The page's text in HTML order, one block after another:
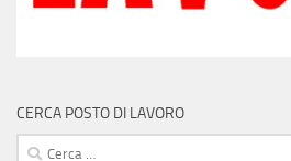
CERCA POSTO DI LAVORO
Ricerca